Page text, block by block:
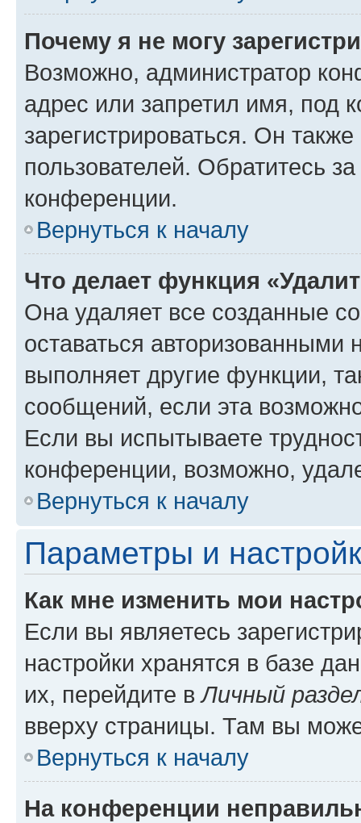
Почему я не могу
Возможно, администратор
адрес или запретил имя, под
зарегистрироваться. Он
пользователей. Обратитесь
конференции.
Вернуться к началу
Что делает функция
Она удаляет все созданные
оставаться авторизованными
выполняет другие функции,
сообщений, если эта
Если вы испытываете
конференции, возможно,
Вернуться к началу
Параметры и
Как мне изменить мои
Если вы являетесь
настройки хранятся в базе
их, перейдите вЛичный
вверху страницы. Там вы
Вернуться к началу
На конференции